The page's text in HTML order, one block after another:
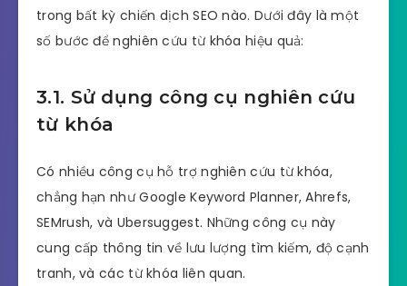
trong bất kỳ chiến dịch SEO nào. Dưới đây là một
số bước để nghiên cứu từ khóa hiệu quả:
3.1. Sử dụng công cụ nghiên cứu
từ khóa
Có nhiều công cụ hỗ trợ nghiên cứu từ khóa,
chẳng hạn như Google Keyword Planner, Ahrefs,
SEMrush, và Ubersuggest. Những công cụ này
cung cấp thông tin về lưu lượng tìm kiếm, độ cạnh
tranh, và các từ khóa liên quan.